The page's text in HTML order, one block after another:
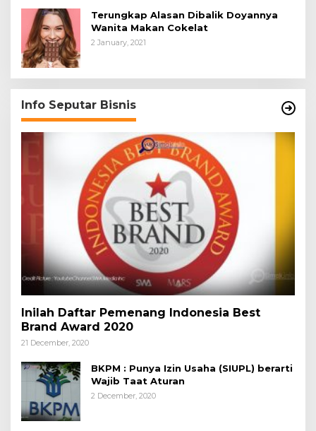
Terungkap Alasan Dibalik Doyannya
Wanita Makan Cokelat
2 January, 2021
Info Seputar Bisnis
Inilah Daftar Pemenang Indonesia Best
Brand Award 2020
21 December, 2020
BKPM : Punya Izin Usaha (SIUPL) berarti
Wajib Taat Aturan
2 December, 2020